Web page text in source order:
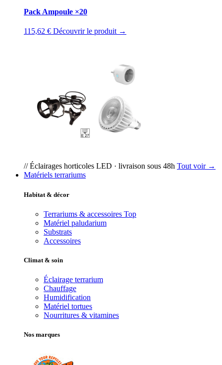
Pack Ampoule ×20
115,62 € Découvrir le produit →
// Éclairages horticoles LED · livraison sous 48h Tout voir →
Matériels terrariums
Habitat & décor
Terrariums & accessoires Top
Matériel paludarium
Substrats
Accessoires
Climat & soin
Éclairage terrarium
Chauffage
Humidification
Matériel tortues
Nourritures & vitamines
Nos marques